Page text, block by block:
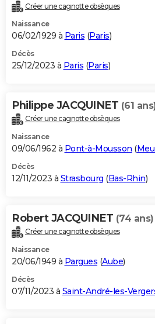
Créer une cagnotte obsèques
Naissance
06/02/1929 à Paris (Paris)
Décès
25/12/2023 à Paris (Paris)
Philippe JACQUINET (61
Créer une cagnotte obsèques
Naissance
09/06/1962 à Pont-à-Mousson (
Décès
12/11/2023 à Strasbourg (Bas-Rhin)
Robert JACQUINET (74 ans)
Créer une cagnotte obsèques
Naissance
20/06/1949 à Pargues (Aube)
Décès
07/11/2023 à Saint-André-les-